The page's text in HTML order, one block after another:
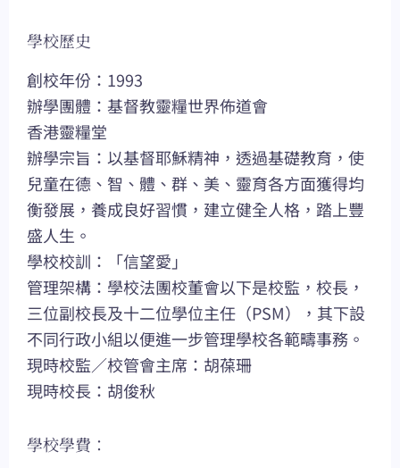
學校歷史
創校年份：1993
辦學團體：基督教靈糧世界佈道會
香港靈糧堂
辦學宗旨：以基督耶穌精神，透過基礎教育，使
兒童在德、智、體、群、美、靈育各方面獲得均
衡發展，養成良好習慣，建立健全人格，踏上豐
盛人生。
學校校訓：「信望愛」
管理架構：學校法團校董會以下是校監，校長，
三位副校長及十二位學位主任（PSM），其下設
不同行政小組以便進一步管理學校各範疇事務。
現時校監／校管會主席：胡葆珊
現時校長：胡俊秋
學校學費：